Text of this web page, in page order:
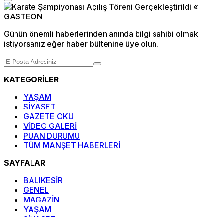
Günün önemli haberlerinden anında bilgi sahibi olmak
istiyorsanız eğer haber bültenine üye olun.
KATEGORİLER
YAŞAM
SİYASET
GAZETE OKU
VİDEO GALERİ
PUAN DURUMU
TÜM MANŞET HABERLERİ
SAYFALAR
BALIKESİR
GENEL
MAGAZİN
YAŞAM